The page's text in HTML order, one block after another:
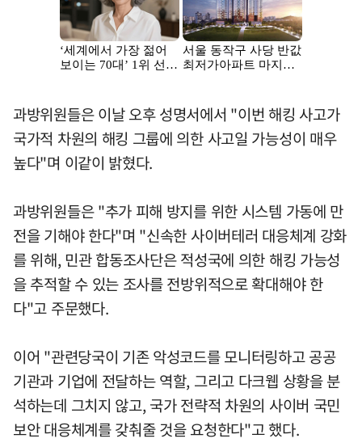
과방위원들은 이날 오후 성명서에서 "이번 해킹 사고가
국가적 차원의 해킹 그룹에 의한 사고일 가능성이 매우
높다"며 이같이 밝혔다.
과방위원들은 "추가 피해 방지를 위한 시스템 가동에 만
전을 기해야 한다"며 "신속한 사이버테러 대응체계 강화
를 위해, 민관 합동조사단은 적성국에 의한 해킹 가능성
을 추적할 수 있는 조사를 전방위적으로 확대해야 한
다"고 주문했다.
이어 "관련당국이 기존 악성코드를 모니터링하고 공공
기관과 기업에 전달하는 역할, 그리고 다크웹 상황을 분
석하는데 그치지 않고, 국가 전략적 차원의 사이버 국민
보안 대응체계를 갖춰줄 것을 요청한다"고 했다.